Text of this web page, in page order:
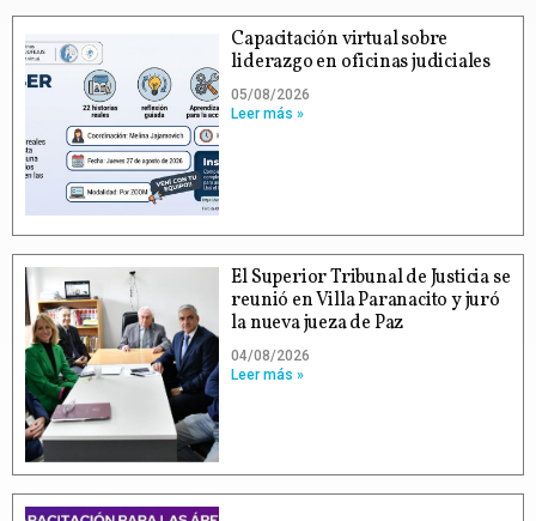
Capacitación virtual sobre
liderazgo en oficinas judiciales
05/08/2026
Leer más »
El Superior Tribunal de Justicia se
reunió en Villa Paranacito y juró
la nueva jueza de Paz
04/08/2026
Leer más »